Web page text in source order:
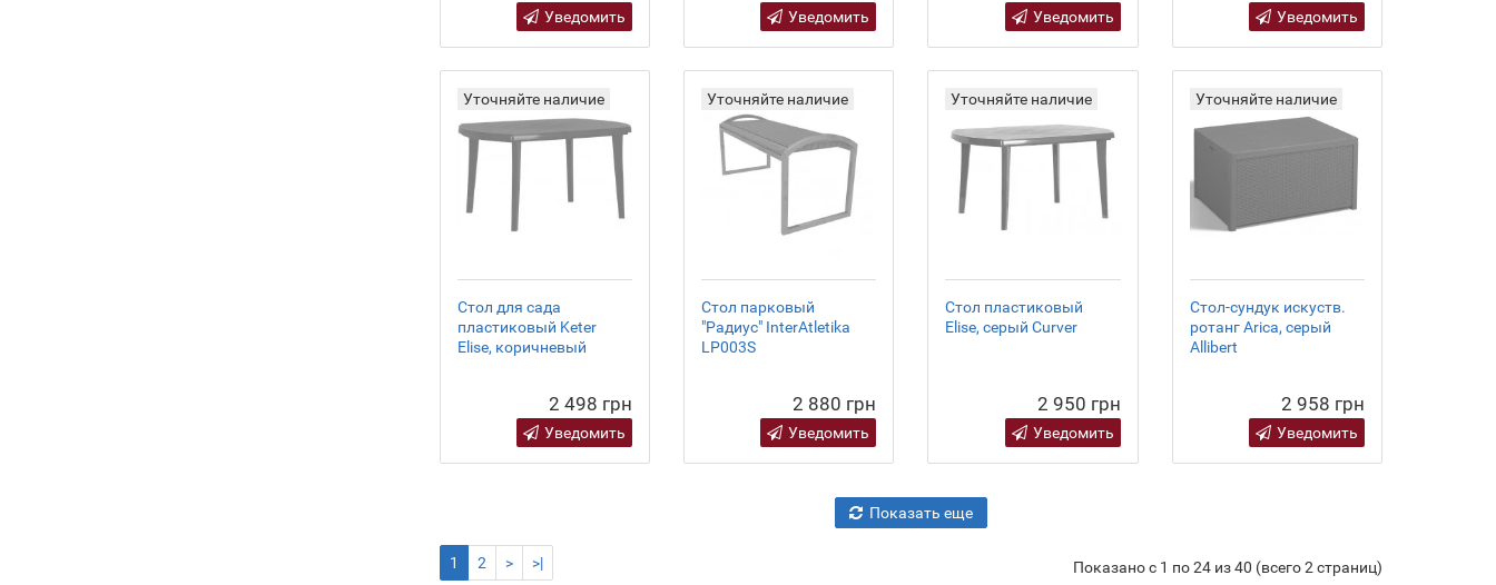
Уведомить Уведомить Уведомить Уведомить
Уточняйте наличие
Стол для сада
пластиковый Keter
Elise, коричневый
2 498 грн
Уведомить
Уточняйте наличие
Стол парковый
"Радиус" InterAtletika
LP003S
2 880 грн
Уведомить
Уточняйте наличие
Стол пластиковый
Elise, серый Curver
2 950 грн
Уведомить
Уточняйте наличие
Стол-сундук искуств.
ротанг Arica, серый
Allibert
2 958 грн
Уведомить
Показать еще
1 2 > >| Показано с 1 по 24 из 40 (всего 2 страниц)